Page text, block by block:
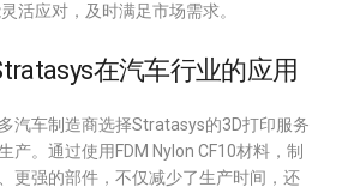
活应对，及时满足市场需求。
在汽车行业的应用
汽车制造商选择Stratasys的3D打印服务
产。通过使用FDM Nylon CF10材料，制
更强的部件，不仅减少了生产时间，还